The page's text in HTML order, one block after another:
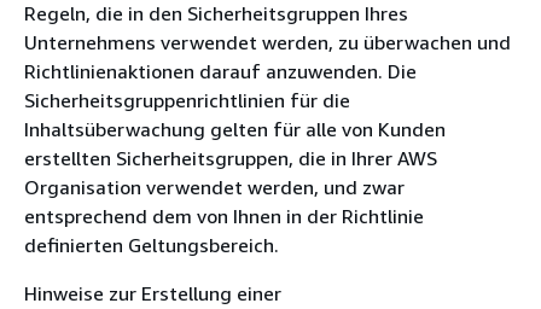
Regeln, die in den Sicherheitsgruppen Ihres
Unternehmens verwendet werden, zu überwachen und
Richtlinienaktionen darauf anzuwenden. Die
Sicherheitsgruppenrichtlinien für die
Inhaltsüberwachung gelten für alle von Kunden
erstellten Sicherheitsgruppen, die in Ihrer AWS
Organisation verwendet werden, und zwar
entsprechend dem von Ihnen in der Richtlinie
definierten Geltungsbereich.
Hinweise zur Erstellung einer